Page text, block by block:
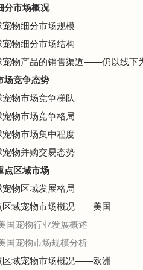
分市场概况
宠物细分市场规模
宠物细分市场结构
宠物产品的销售渠道——仍以线下
场竞争态势
宠物市场竞争梯队
宠物市场竞争格局
宠物市场集中程度
宠物并购交易态势
点区域市场
宠物区域发展格局
区域宠物市场概况——美国
国宠物行业发展概述
国宠物市场规模分析
区域宠物市场概况——欧洲